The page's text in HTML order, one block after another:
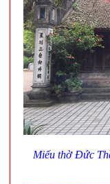
Miếu thờ Đức